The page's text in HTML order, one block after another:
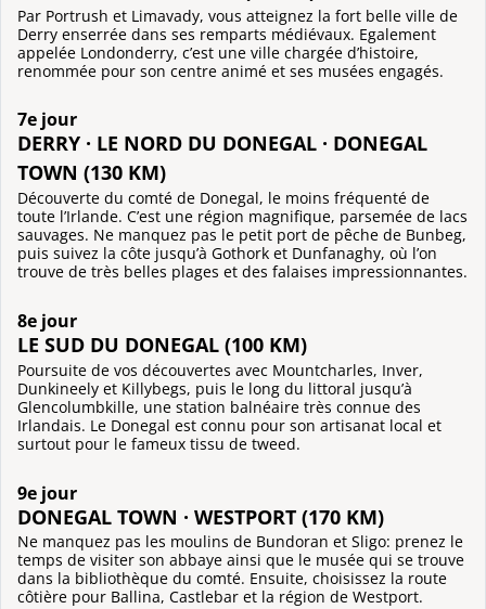
Par Portrush et Limavady, vous atteignez la fort belle ville de
Derry enserrée dans ses remparts médiévaux. Egalement
appelée Londonderry, c’est une ville chargée d’histoire,
renommée pour son centre animé et ses musées engagés.
7e jour
DERRY · LE NORD DU DONEGAL · DONEGAL
TOWN (130 KM)
Découverte du comté de Donegal, le moins fréquenté de
toute l’Irlande. C’est une région magnifique, parsemée de lacs
sauvages. Ne manquez pas le petit port de pêche de Bunbeg,
puis suivez la côte jusqu’à Gothork et Dunfanaghy, où l’on
trouve de très belles plages et des falaises impressionnantes.
8e jour
LE SUD DU DONEGAL (100 KM)
Poursuite de vos découvertes avec Mountcharles, Inver,
Dunkineely et Killybegs, puis le long du littoral jusqu’à
Glencolumbkille, une station balnéaire très connue des
Irlandais. Le Donegal est connu pour son artisanat local et
surtout pour le fameux tissu de tweed.
9e jour
DONEGAL TOWN · WESTPORT (170 KM)
Ne manquez pas les moulins de Bundoran et Sligo: prenez le
temps de visiter son abbaye ainsi que le musée qui se trouve
dans la bibliothèque du comté. Ensuite, choisissez la route
côtière pour Ballina, Castlebar et la région de Westport.